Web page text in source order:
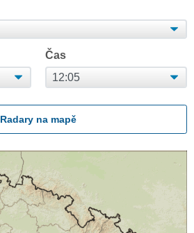
Čas
Radary na mapě